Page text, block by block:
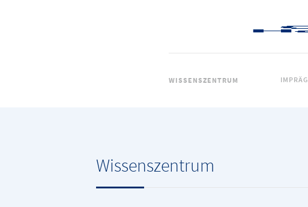
WISSENSZENTRUM
Wissenszentrum